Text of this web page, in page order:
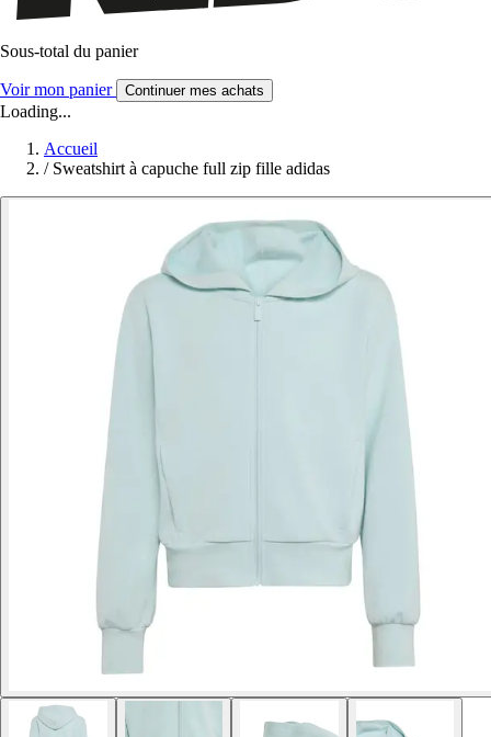
Sous-total du panier
Voir mon panier Continuer mes achats
Loading...
Accueil
/ Sweatshirt à capuche full zip fille adidas